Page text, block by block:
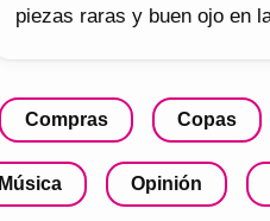
piezas raras y buen ojo en
Compras Copas
Música Opinión